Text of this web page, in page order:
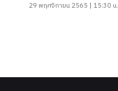
29 พฤศจิกายน 2565 | 15:30 น.